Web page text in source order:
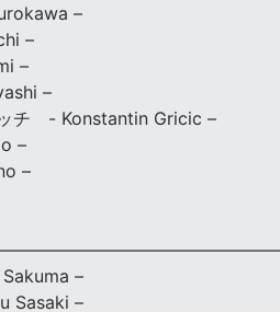
–
–
–
–
チ - Konstantin Gricic –
–
–
–
Sasaki –